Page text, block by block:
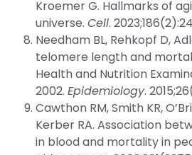
Kroemer G. Hallmarks of
universe. Cell.
Needham BL, Rehkopf D,
telomere length and
Health and Nutrition
2002. Epidemiology.
Cawthon RM, Smith KR,
Kerber RA. Association
in blood and mortality in